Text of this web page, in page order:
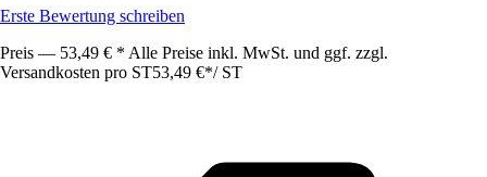
Erste Bewertung schreiben
Preis — 53,49 € * Alle Preise inkl. MwSt. und ggf. zzgl.
Versandkosten pro ST53,49 €*/ ST